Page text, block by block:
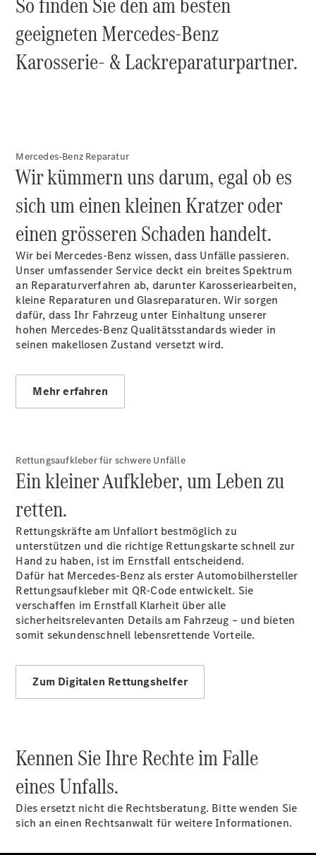
Anbieter/Datenschutz
geeigneten Mercedes-Benz
Karosserie- & Lackreparaturpartner.
Mercedes-Benz Reparatur
Wir kümmern uns darum, egal ob es
sich um einen kleinen Kratzer oder
einen grösseren Schaden handelt.
Wir bei Mercedes-Benz wissen, dass Unfälle passieren.
Unser umfassender Service deckt ein breites Spektrum
an Reparaturverfahren ab, darunter Karosseriearbeiten,
kleine Reparaturen und Glasreparaturen. Wir sorgen
dafür, dass Ihr Fahrzeug unter Einhaltung unserer
hohen Mercedes-Benz Qualitätsstandards wieder in
seinen makellosen Zustand versetzt wird.
Mehr erfahren
Rettungsaufkleber für schwere Unfälle
Ein kleiner Aufkleber, um Leben zu
retten.
Rettungskräfte am Unfallort bestmöglich zu
unterstützen und die richtige Rettungskarte schnell zur
Hand zu haben, ist im Ernstfall entscheidend.
Dafür hat Mercedes-Benz als erster Automobilhersteller
Rettungsaufkleber mit QR-Code entwickelt. Sie
verschaffen im Ernstfall Klarheit über alle
sicherheitsrelevanten Details am Fahrzeug – und bieten
somit sekundenschnell lebensrettende Vorteile.
Zum Digitalen Rettungshelfer
Kennen Sie Ihre Rechte im Falle
eines Unfalls.
Dies ersetzt nicht die Rechtsberatung. Bitte wenden Sie
sich an einen Rechtsanwalt für weitere Informationen.